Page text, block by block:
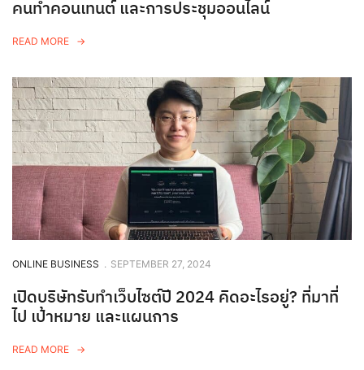
คนทำคอนเทนต์ และการประชุมออนไลน์
READ MORE
ONLINE BUSINESS . SEPTEMBER 27, 2024
เปิดบริษัทรับทำเว็บไซต์ปี 2024 คิดอะไรอยู่? ที่มาที่
ไป เป้าหมาย และแผนการ
READ MORE